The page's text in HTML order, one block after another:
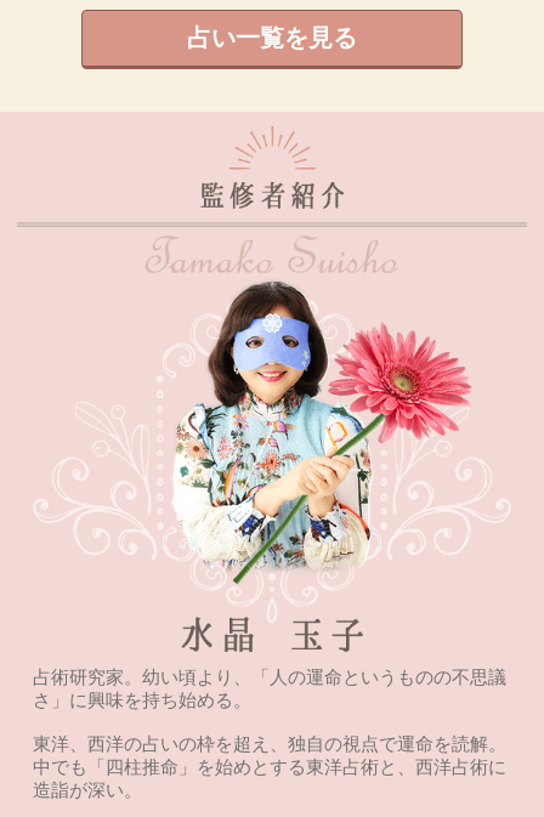
占い一覧を見る
占術研究家。幼い頃より、「人の運命というものの不思議
さ」に興味を持ち始める。
東洋、西洋の占いの枠を超え、独自の視点で運命を読解。
中でも「四柱推命」を始めとする東洋占術と、西洋占術に
造詣が深い。